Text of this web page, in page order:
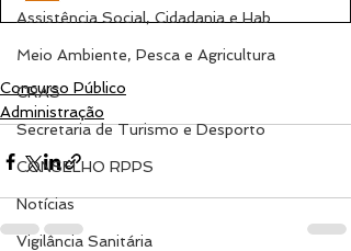
Assistência Social, Cidadania e Hab
Meio Ambiente, Pesca e Agricultura
CRAS
Secretaria de Turismo e Desporto
CONSELHO RPPS
Notícias
Vigilância Sanitária
Concurso Público
Administração